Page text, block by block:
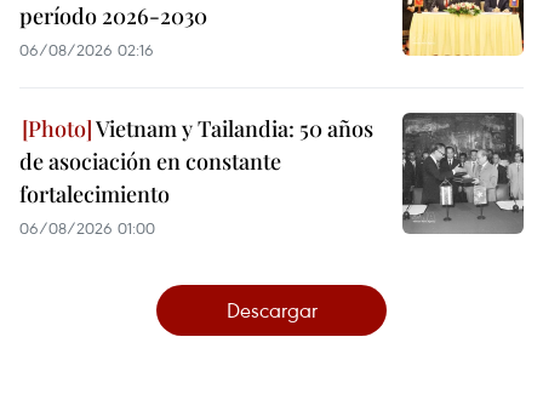
período 2026-2030
06/08/2026 02:16
Vietnam y Tailandia: 50 años
de asociación en constante
fortalecimiento
06/08/2026 01:00
Descargar